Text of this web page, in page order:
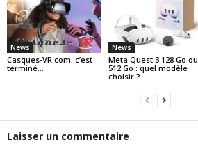
News
Casques-VR.com, c’est
terminé…
News
Meta Quest 3 128 Go ou
512 Go : quel modèle
choisir ?
Laisser un commentaire